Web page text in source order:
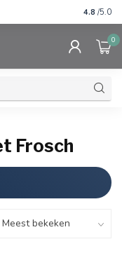
Gratis
4.8 /5.0
0
Frosch